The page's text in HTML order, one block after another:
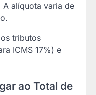
A alíquota varia de
tributos
ICMS 17%) e
ao Total de